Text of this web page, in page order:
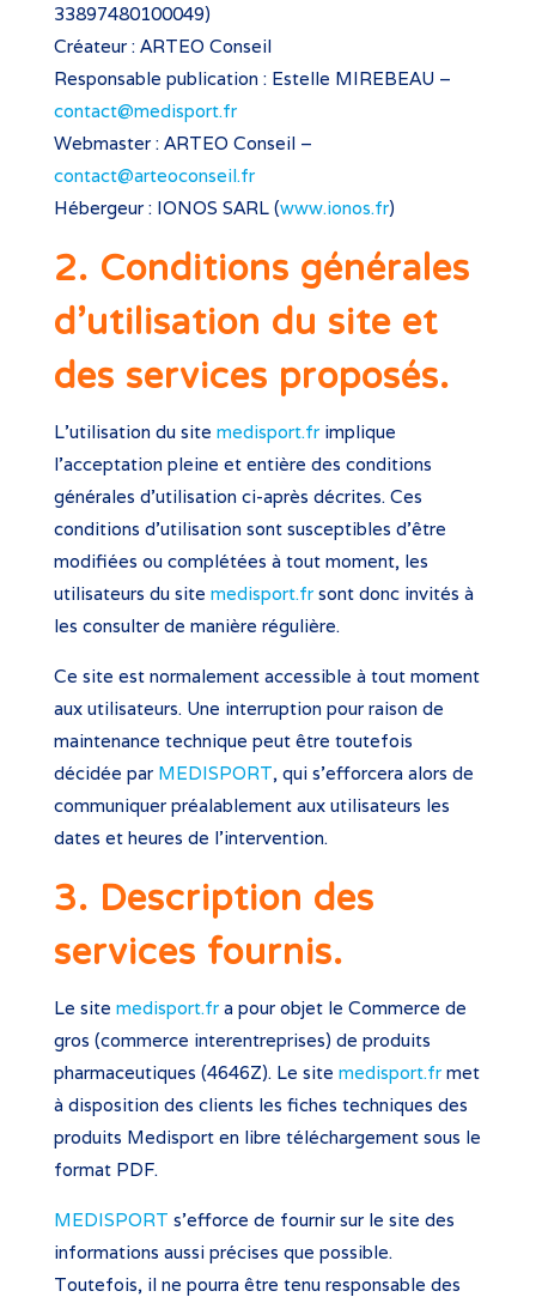
33897480100049)
Créateur : ARTEO Conseil
Responsable publication : Estelle MIREBEAU –
contact@medisport.fr
Webmaster : ARTEO Conseil –
contact@arteoconseil.fr
Hébergeur : IONOS SARL (www.ionos.fr)
2. Conditions générales
d’utilisation du site et
des services proposés.
L’utilisation du site medisport.frimplique
l’acceptation pleine et entière des conditions
générales d’utilisation ci-après décrites. Ces
conditions d’utilisation sont susceptibles d’être
modifiées ou complétées à tout moment, les
utilisateurs du site medisport.frsont donc invités à
les consulter de manière régulière.
Ce site est normalement accessible à tout moment
aux utilisateurs. Une interruption pour raison de
maintenance technique peut être toutefois
décidée par MEDISPORT, qui s’efforcera alors de
communiquer préalablement aux utilisateurs les
dates et heures de l’intervention.
3. Description des
services fournis.
Le site medisport.fra pour objet le Commerce de
gros (commerce interentreprises) de produits
pharmaceutiques (4646Z). Le site medisport.frmet
à disposition des clients les fiches techniques des
produits Medisport en libre téléchargement sous le
format PDF.
MEDISPORT s’efforce de fournir sur le site des
informations aussi précises que possible.
Toutefois, il ne pourra être tenu responsable des